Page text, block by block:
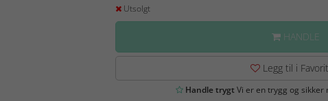
Utsolgt
HANDLE
Legg til i
Handle trygtVi er en trygg og sikker